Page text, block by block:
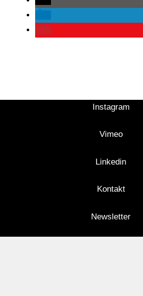
Instagram
Vimeo
Linkedin
Kontakt
Newsletter